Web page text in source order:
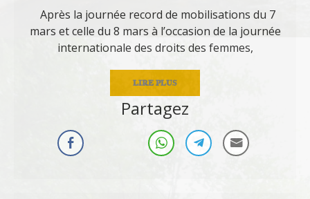
Après la journée record de mobilisations du 7
mars et celle du 8 mars à l’occasion de la journée
internationale des droits des femmes,
LIRE PLUS
Partagez